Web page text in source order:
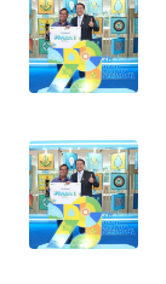
WN
BINJAI
WN
INDRAMAYU